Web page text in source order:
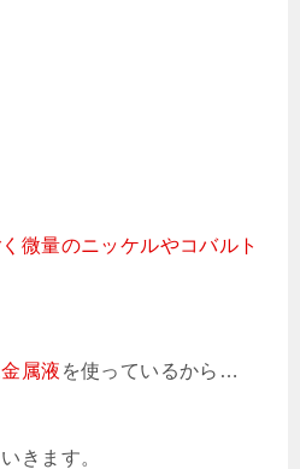
く微量のニッケルやコバルト
属液 を使っているから…
きます。